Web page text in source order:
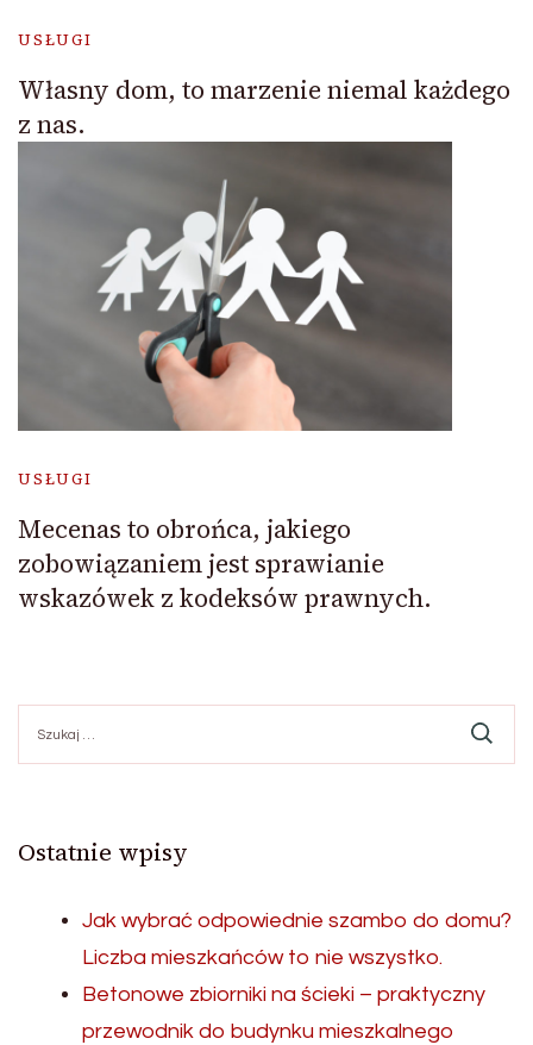
USŁUGI
Własny dom, to marzenie niemal każdego
z nas.
USŁUGI
Mecenas to obrońca, jakiego
zobowiązaniem jest sprawianie
wskazówek z kodeksów prawnych.
Ostatnie wpisy
Jak wybrać odpowiednie szambo do domu?
Liczba mieszkańców to nie wszystko.
Betonowe zbiorniki na ścieki – praktyczny
przewodnik do budynku mieszkalnego